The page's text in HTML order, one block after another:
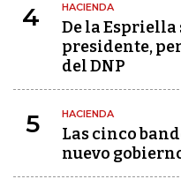
4 HACIENDA
De la Espriella
presidente,
del DNP
5 HACIENDA
Las cinco
nuevo